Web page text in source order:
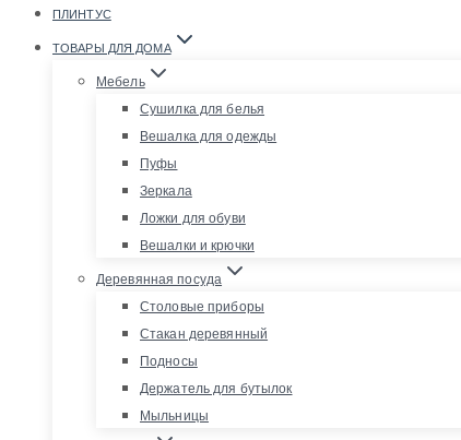
ПЛИНТУС
ТОВАРЫ ДЛЯ ДОМА
Мебель
Сушилка для белья
Вешалка для одежды
Пуфы
Зеркала
Ложки для обуви
Вешалки и крючки
Деревянная посуда
Столовые приборы
Стакан деревянный
Подносы
Держатель для бутылок
Мыльницы